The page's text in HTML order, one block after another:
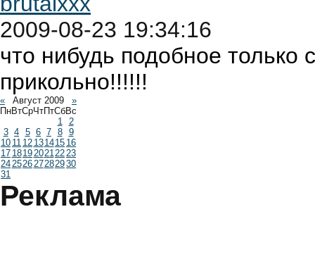
2009-08-23 19:34:16
что нибудь подобное
прикольно!!!!!!
« Август 2009
»
ПнВтСрЧтПтСбВс
1
2
3 4 5 6 7 8
9
10 11 12 131415 16
17 181920212223
24252627282930
31
Реклама